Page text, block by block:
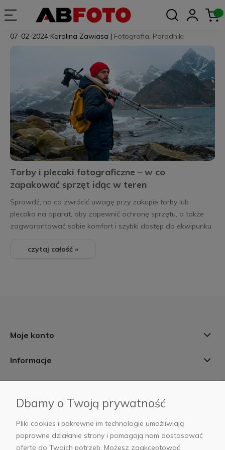
Torby i plecaki fotograficzne – w co
zapakować sprzęt idąc w teren
07-02-2024 Karolina Zawiasa | Fotografia, Poradniki
Sprawdź, na co zwrócić uwagę przy zakupie torby lub
plecaka na aparat, aby zapewnić ochronę sprzętu, a także
zagwarantować sobie komfort i szybki dostęp do ekwipunku.
czytaj całość »
Moje konto
Informacje
AB Foto
Dbamy o Twoją prywatność
Pliki cookies i pokrewne im technologie umożliwiają
poprawne działanie strony i pomagają nam dostosować
ofertę do Twoich potrzeb. Możesz zaakceptować